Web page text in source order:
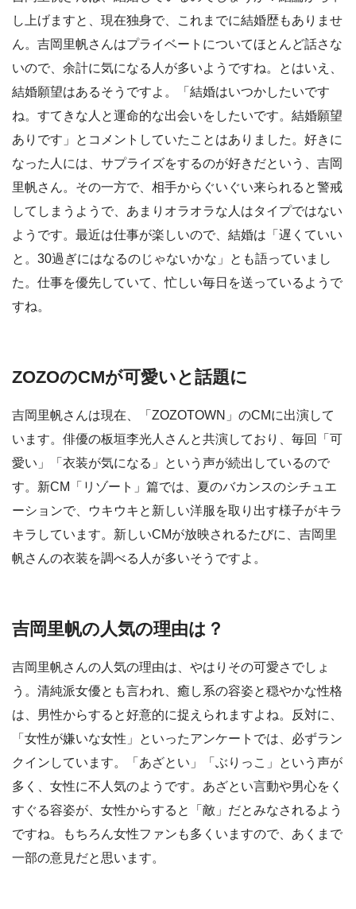
し上げますと、現在独身で、これまでに結婚歴もありませ
ん。吉岡里帆さんはプライベートについてほとんど話さな
いので、余計に気になる人が多いようですね。とはいえ、
結婚願望はあるそうですよ。「結婚はいつかしたいです
ね。すてきな人と運命的な出会いをしたいです。結婚願望
ありです」とコメントしていたことはありました。好きに
なった人には、サプライズをするのが好きだという、吉岡
里帆さん。その一方で、相手からぐいぐい来られると警戒
してしまうようで、あまりオラオラな人はタイプではない
ようです。最近は仕事が楽しいので、結婚は「遅くていい
と。30過ぎにはなるのじゃないかな」とも語っていまし
た。仕事を優先していて、忙しい毎日を送っているようで
すね。
ZOZOのCMが可愛いと話題に
吉岡里帆さんは現在、「ZOZOTOWN」のCMに出演して
います。俳優の板垣李光人さんと共演しており、毎回「可
愛い」「衣装が気になる」という声が続出しているので
す。新CM「リゾート」篇では、夏のバカンスのシチュエ
ーションで、ウキウキと新しい洋服を取り出す様子がキラ
キラしています。新しいCMが放映されるたびに、吉岡里
帆さんの衣装を調べる人が多いそうですよ。
吉岡里帆の人気の理由は？
吉岡里帆さんの人気の理由は、やはりその可愛さでしょ
う。清純派女優とも言われ、癒し系の容姿と穏やかな性格
は、男性からすると好意的に捉えられますよね。反対に、
「女性が嫌いな女性」といったアンケートでは、必ずラン
クインしています。「あざとい」「ぶりっこ」という声が
多く、女性に不人気のようです。あざとい言動や男心をく
すぐる容姿が、女性からすると「敵」だとみなされるよう
ですね。もちろん女性ファンも多くいますので、あくまで
一部の意見だと思います。